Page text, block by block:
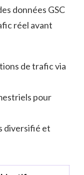
données GSC
réel avant
de trafic via
pour
diversifié et